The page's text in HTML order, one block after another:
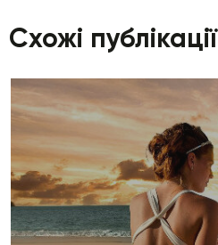
Схожі публікації